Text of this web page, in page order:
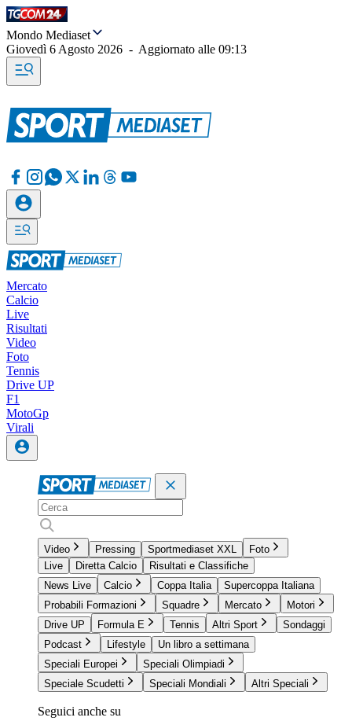
Mondo Mediaset
Giovedì 6 Agosto 2026 - Aggiornato alle 09:13
Mercato
Calcio
Live
Risultati
Video
Foto
Tennis
Drive UP
F1
MotoGp
Virali
Video Pressing Sportmediaset XXL
Foto
Live
Diretta Calcio
Risultati e Classifiche
News Live
Calcio Coppa Italia
Supercoppa Italiana
Probabili Formazioni
Squadre Mercato
Motori
Drive UP
Formula E Tennis Altri Sport
Sondaggi
Podcast
Lifestyle
Un libro a settimana
Speciali Europei
Speciali Olimpiadi
Speciale Scudetti
Speciali Mondiali Altri Speciali
Seguici anche su